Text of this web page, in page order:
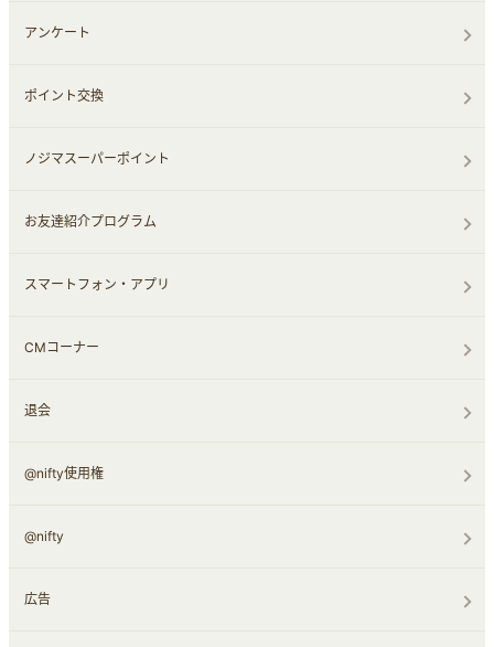
アンケート
ポイント交換
ノジマスーパーポイント
お友達紹介プログラム
スマートフォン・アプリ
CMコーナー
退会
@nifty使用権
@nifty
広告